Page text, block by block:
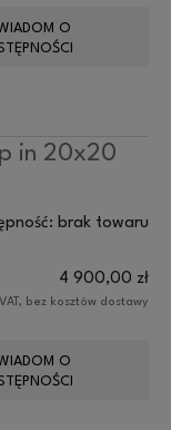
O
in 20x20
brak towaru
4 900,00 zł
bez kosztów dostawy
O